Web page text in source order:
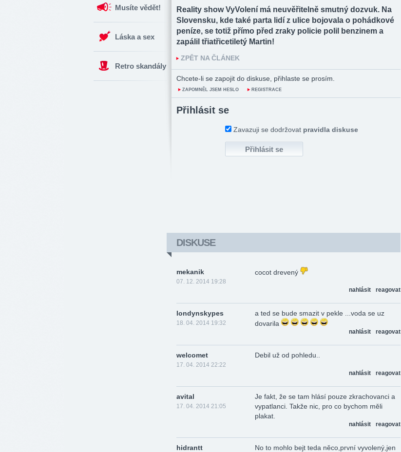
Musíte vědět!
Láska a sex
Retro skandály
Reality show VyVolení má neuvěřitelně smutný dozvuk. Na
Slovensku, kde také parta lidí z ulice bojovala o pohádkové
peníze, se totiž přímo před zraky policie polil benzinem a
zapálil třiatřicetiletý Martin!
ZPĚT NA ČLÁNEK
Chcete-li se zapojit do diskuse, přihlaste se prosím.
ZAPOMNĚL JSEM HESLO REGISTRACE
Přihlásit se
Zavazuji se dodržovat pravidla diskuse
DISKUSE
mekanik
07. 12. 2014 19:28
cocot drevený
reagovat
nahlásit
londynskypes
18. 04. 2014 19:32
a ted se bude smazit v pekle ...voda se uz
dovarila
reagovat
nahlásit
welcomet
17. 04. 2014 22:22
Debil už od pohledu..
reagovat
nahlásit
avital
17. 04. 2014 21:05
Je fakt, že se tam hlásí pouze zkrachovanci a
vypatlanci. Takže nic, pro co bychom měli
plakat.
reagovat
nahlásit
hidrantt
No to mohlo bejt teda něco,první vyvolený,jen